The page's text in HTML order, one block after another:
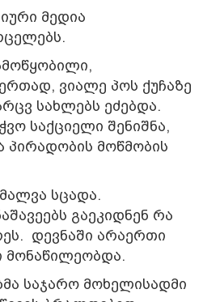
მედია
ვიალე პოს ქუჩაზე
სახლებს ეძებდა.
საქციელი შენიშნა,
მოწმობის
სცადა.
გაეკიდნენ რა
დევნაში არაერთი
მონაწილეობდა.
საჯარო მოხელისადმი